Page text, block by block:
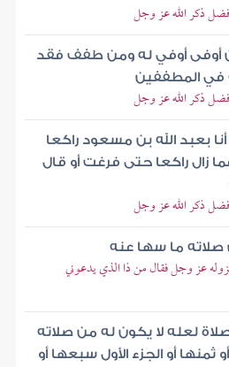
فضل ذكر الله عز وجل
أوفى أوفي له ومن طفف فقد
في المطففين
فضل ذكر الله عز وجل
بعبد الله بن مسعود راكعا
زال راكعا حتى فرغت أو قال
فضل ذكر الله عز وجل
صلاته ما سها عنه
عز وجل فقال من ذا الذي يدعوني
لعله لا يكون له من صلاته
أو الجزء الأول سبعها أو